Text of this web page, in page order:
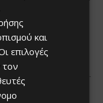
και
επιλογές
τον